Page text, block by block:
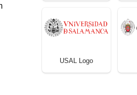
USAL Logo